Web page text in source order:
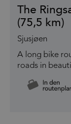
The
(75,5 km)
Sjusjøen
A long bike
roads in